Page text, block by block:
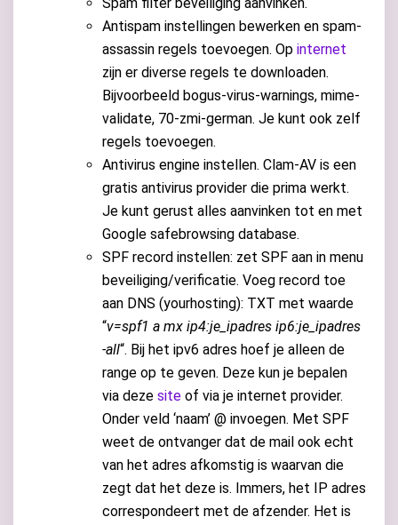
Spam filter beveiliging aanvinken.
Antispam instellingen bewerken en spam-
assassin regels toevoegen. Op internet
zijn er diverse regels te downloaden.
Bijvoorbeeld bogus-virus-warnings, mime-
validate, 70-zmi-german. Je kunt ook zelf
regels toevoegen.
Antivirus engine instellen. Clam-AV is een
gratis antivirus provider die prima werkt.
Je kunt gerust alles aanvinken tot en met
Google safebrowsing database.
SPF record instellen: zet SPF aan in menu
beveiliging/verificatie. Voeg record toe
aan DNS (yourhosting): TXT met waarde
“v=spf1 a mx ip4:je_ipadres ip6:je_ipadres
-all“. Bij het ipv6 adres hoef je alleen de
range op te geven. Deze kun je bepalen
via deze site of via je internet provider.
Onder veld ‘naam’ @ invoegen. Met SPF
weet de ontvanger dat de mail ook echt
van het adres afkomstig is waarvan die
zegt dat het deze is. Immers, het IP adres
correspondeert met de afzender. Het is